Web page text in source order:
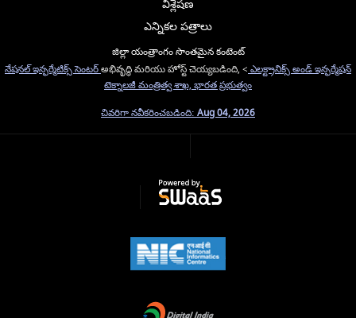
విశ్లేషణ
ఎన్నికల పత్రాలు
జిల్లా యంత్రాంగం సొంతమైన కంటెంట్
నేషనల్ ఇన్ఫర్మేటిక్స్ సెంటర్అభివృద్ధి మరియు హోస్ట్ చెయ్యబడింది, < ఎలక్ట్రానిక్స్ అండ్ ఇన్ఫర్మేషన్
టెక్నాలజీ మంత్రిత్వ శాఖ, భారత ప్రభుత్వం
చివరిగా నవీకరించబడింది: Aug 04, 2026